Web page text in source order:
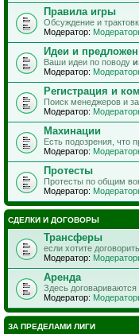
Правила игры
Обсуждение и
Модератор:
Идеи и
Ваши идеи по поводу
Модератор:
Регистрация и
Поиск менеджеров и
Модератор:
Махинации
Есть подозрения, что
Модератор:
Протесты
Протесты по общим
Модератор:
СДЕЛКИ И ДОГОВОРЫ
Трансферы
если хотите
Модератор:
Аренда
Здесь договариваются
Модератор:
ЗА ПРЕДЕЛАМИ ЛИГИ